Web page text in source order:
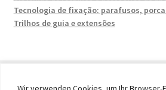
Tecnologia de fixação: parafusos,
Trilhos de guia e extensões